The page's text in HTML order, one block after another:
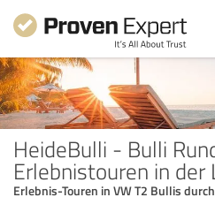
HeideBulli - Bulli
Erlebnistouren in der
Erlebnis-Touren in VW T2 Bullis